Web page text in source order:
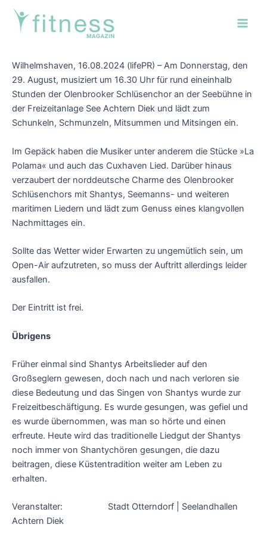
Zum
Inhalt
springen
Wilhelmshaven, 16.08.2024 (lifePR) – Am Donnerstag, den
29. August, musiziert um 16.30 Uhr für rund eineinhalb
Stunden der Olenbrooker Schlüsenchor an der Seebühne in
der Freizeitanlage See Achtern Diek und lädt zum
Schunkeln, Schmunzeln, Mitsummen und Mitsingen ein.
Im Gepäck haben die Musiker unter anderem die Stücke »La
Polama« und auch das Cuxhaven Lied. Darüber hinaus
verzaubert der norddeutsche Charme des Olenbrooker
Schlüsenchors mit Shantys, Seemanns- und weiteren
maritimen Liedern und lädt zum Genuss eines klangvollen
Nachmittages ein.
Sollte das Wetter wider Erwarten zu ungemütlich sein, um
Open-Air aufzutreten, so muss der Auftritt allerdings leider
ausfallen.
Der Eintritt ist frei.
Übrigens
Früher einmal sind Shantys Arbeitslieder auf den
Großseglern gewesen, doch nach und nach verloren sie
diese Bedeutung und das Singen von Shantys wurde zur
Freizeitbeschäftigung. Es wurde gesungen, was gefiel und
es wurde übernommen, was man so hörte und einen
erfreute. Heute wird das traditionelle Liedgut der Shantys
noch immer von Shantychören gesungen, die dazu
beitragen, diese Küstentradition weiter am Leben zu
erhalten.
Veranstalter: Stadt Otterndorf | Seelandhallen
Achtern Diek
Post
navigation